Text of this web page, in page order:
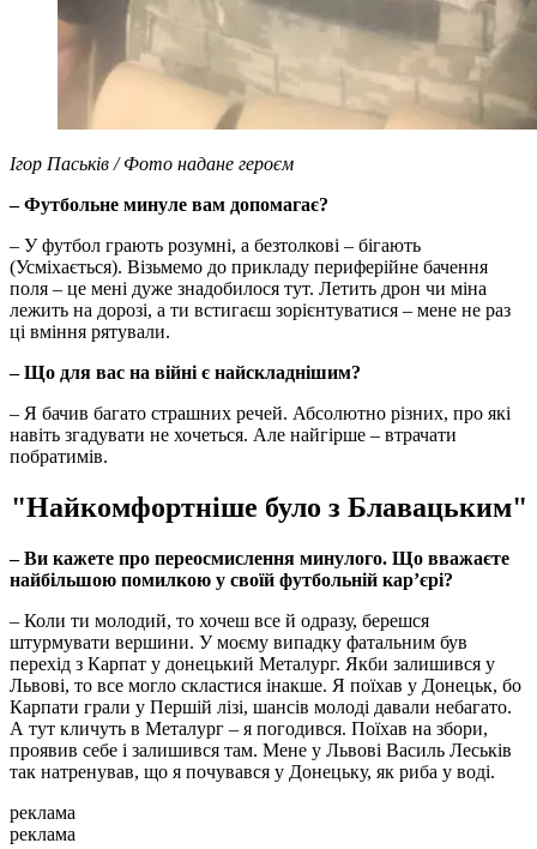
Ігор Паськів / Фото надане героєм
– Футбольне минуле вам допомагає?
– У футбол грають розумні, а безтолкові – бігають
(Усміхається). Візьмемо до прикладу периферійне бачення
поля – це мені дуже знадобилося тут. Летить дрон чи міна
лежить на дорозі, а ти встигаєш зорієнтуватися – мене не раз
ці вміння рятували.
– Що для вас на війні є найскладнішим?
– Я бачив багато страшних речей. Абсолютно різних, про які
навіть згадувати не хочеться. Але найгірше – втрачати
побратимів.
"Найкомфортніше було з Блавацьким"
– Ви кажете про переосмислення минулого. Що вважаєте
найбільшою помилкою у своїй футбольній кар’єрі?
– Коли ти молодий, то хочеш все й одразу, берешся
штурмувати вершини. У моєму випадку фатальним був
перехід з Карпат у донецький Металург. Якби залишився у
Львові, то все могло скластися інакше. Я поїхав у Донецьк, бо
Карпати грали у Першій лізі, шансів молоді давали небагато.
А тут кличуть в Металург – я погодився. Поїхав на збори,
проявив себе і залишився там. Мене у Львові Василь Леськів
так натренував, що я почувався у Донецьку, як риба у воді.
реклама
реклама